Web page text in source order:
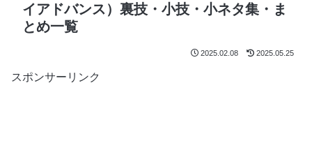
イアドバンス）裏技・小技・小ネタ集・ま
とめ一覧
2025.02.08 2025.05.25
スポンサーリンク